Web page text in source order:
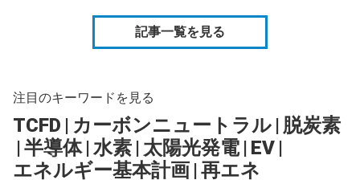
記事一覧を見る
注目のキーワードを見る
TCFD | カーボンニュートラル | 脱炭素
|半導体 |水素 | 太陽光発電 | EV |
エネルギー基本計画 |再エネ